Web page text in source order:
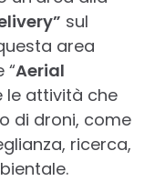
sul
area
“Aerial
le attività che
di droni, come
ricerca,